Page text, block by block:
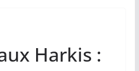
Harkis :